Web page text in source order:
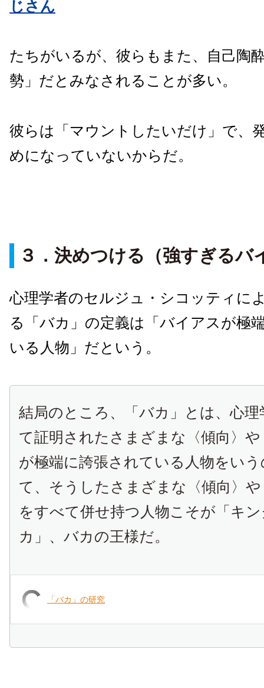
じさん
たちがいるが、彼らもまた、自己陶
勢」だとみなされることが多い。
彼らは「マウントしたいだけ」で、
めになっていないからだ。
３．決めつける（強すぎるバ
心理学者のセルジュ・シコッティに
る「バカ」の定義は「バイアスが極
いる人物」だという。
結局のところ、「バカ」とは、心
て証明されたさまざまな〈傾向〉
が極端に誇張されている人物をい
て、そうしたさまざまな〈傾向〉
をすべて併せ持つ人物こそが「キ
カ」、バカの王様だ。
「バカ」の研究